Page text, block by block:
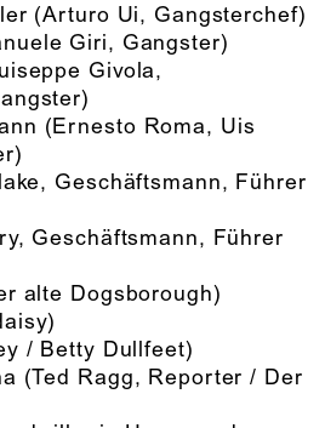
(Arturo Ui, Gangsterchef)
Giri, Gangster)
Givola,
(Ernesto Roma, Uis
Geschäftsmann, Führer
Geschäftsmann, Führer
alte Dogsborough)
/ Betty Dullfeet)
(Ted Ragg, Reporter / Der